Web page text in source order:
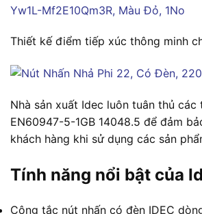
Thiết kế điểm tiếp xúc thông minh
Nhà sản xuất Idec luôn tuân thủ
EN60947-5-1GB 14048.5 để đảm
khách hàng khi sử dụng các sản
Tính năng nổi bật của
Công tắc nút nhấn có đèn IDEC